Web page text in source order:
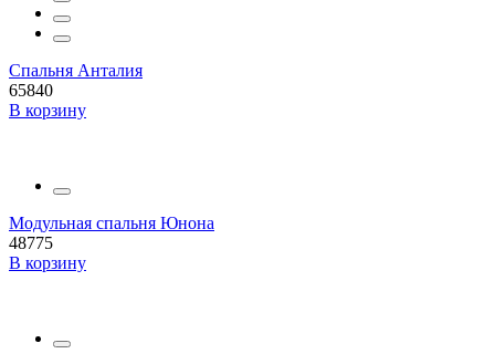
Спальня Анталия
65840
В корзину
Модульная спальня Юнона
48775
В корзину